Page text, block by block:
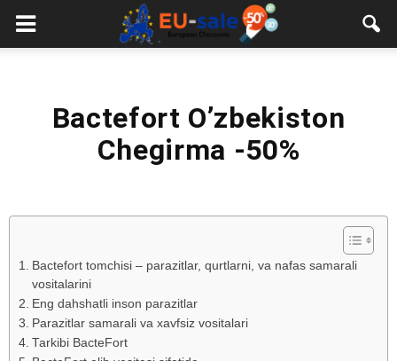
European
Bactefort O’zbekiston
Chegirma -50%
Bactefort tomchisi – parazitlar, qurtlarni, va nafas samarali
vositalarini
Eng dahshatli inson parazitlar
Parazitlar samarali va xavfsiz vositalari
Tarkibi BacteFort